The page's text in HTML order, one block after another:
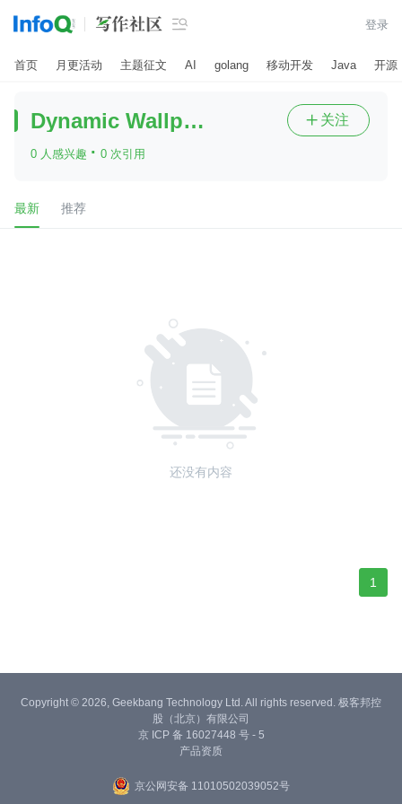
 登录
首页 月更活动 主题征文 AI golang 移动开发 Java 开源
Dynamic Wallpaper Mac
0 人感兴趣 · 0 次引用
 关注
最新 推荐
还没有内容
1
Copyright © 2026, Geekbang Technology Ltd. All rights reserved. 极客邦控
股（北京）有限公司
京 ICP 备 16027448 号 - 5
产品资质
京公网安备 11010502039052号